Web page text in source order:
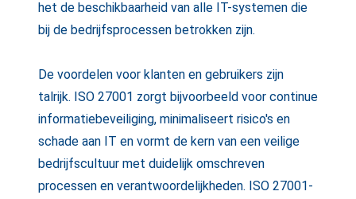
het de beschikbaarheid van alle IT-systemen die
bij de bedrijfsprocessen betrokken zijn.
De voordelen voor klanten en gebruikers zijn
talrijk. ISO 27001 zorgt bijvoorbeeld voor continue
informatiebeveiliging, minimaliseert risico's en
schade aan IT en vormt de kern van een veilige
bedrijfscultuur met duidelijk omschreven
processen en verantwoordelijkheden. ISO 27001-